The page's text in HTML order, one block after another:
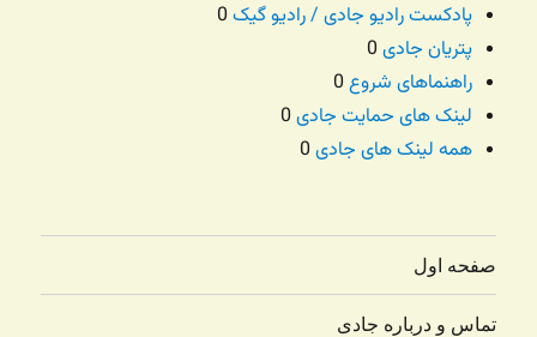
پادکست رادیو جادی / رادیو گیک
پتریان جادی
راهنماهای شروع
لینک های حمایت جادی
همه لینک های جادی
صفحه اول
تماس و درباره جادی